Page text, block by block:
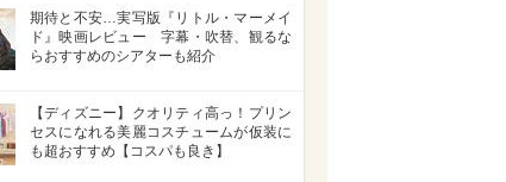
期待と不安…実写版『リトル・マーメイ
ド』映画レビュー 字幕・吹替、観るな
らおすすめのシアターも紹介
【ディズニー】クオリティ高っ！プリン
セスになれる美麗コスチュームが仮装に
も超おすすめ【コスパも良き】